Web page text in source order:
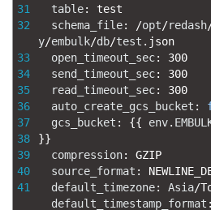
31
32
33
34
35
36
37
38
39
40
41
table:
test
schema_file: /opt/redash
y/embulk/db/test . json
open_timeout_sec:
300
send_timeout_sec:
300
read_timeout_sec:
300
auto_create_gcs_bucket :
gcs_bucket : {{ env.
}}
compression:
GZIP
source_format :
default_timezone: Asia/
default_timestamp_format :